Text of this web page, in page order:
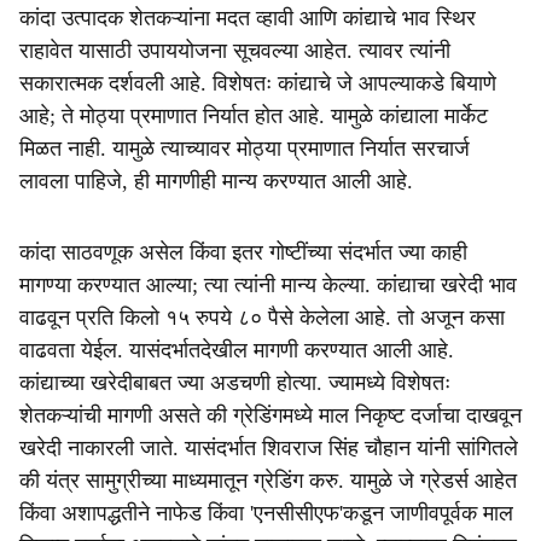
कांदा उत्पादक शेतकऱ्यांना मदत व्हावी आणि कांद्याचे भाव स्थिर
राहावेत यासाठी उपाययोजना सूचवल्या आहेत. त्यावर त्यांनी
सकारात्मक दर्शवली आहे. विशेषतः कांद्याचे जे आपल्याकडे बियाणे
आहे; ते मोठ्या प्रमाणात निर्यात होत आहे. यामुळे कांद्याला मार्केट
मिळत नाही. यामुळे त्याच्यावर मोठ्या प्रमाणात निर्यात सरचार्ज
लावला पाहिजे, ही मागणीही मान्य करण्यात आली आहे.
कांदा साठवणूक असेल किंवा इतर गोष्टींच्या संदर्भात ज्या काही
मागण्या करण्यात आल्या; त्या त्यांनी मान्य केल्या. कांद्याचा खरेदी भाव
वाढवून प्रति किलो १५ रुपये ८० पैसे केलेला आहे. तो अजून कसा
वाढवता येईल. यासंदर्भातदेखील मागणी करण्यात आली आहे.
कांद्याच्या खरेदीबाबत ज्या अडचणी होत्या. ज्यामध्ये विशेषतः
शेतकऱ्यांची मागणी असते की ग्रेडिंगमध्ये माल निकृष्ट दर्जाचा दाखवून
खरेदी नाकारली जाते. यासंदर्भात शिवराज सिंह चौहान यांनी सांगितले
की यंत्र सामुग्रीच्या माध्यमातून ग्रेडिंग करु. यामुळे जे ग्रेडर्स आहेत
किंवा अशापद्धतीने नाफेड किंवा 'एनसीसीएफ'कडून जाणीवपूर्वक माल